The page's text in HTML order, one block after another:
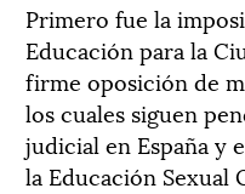
Primero fue la
Educación para la
firme oposición de
los cuales siguen
judicial en España y
la Educación Sexual